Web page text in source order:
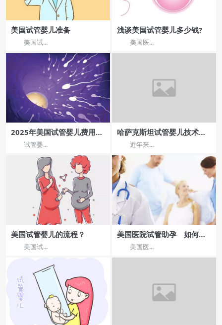
美国试管婴儿准备
美国试...
浅谈美国试管婴儿多少钱?
美国医...
2025年美国试管婴儿费用：
初步了解与选择建议
试管婴...
哈萨克斯坦试管婴儿技术治
疗成功率稳定吗
近年来...
美国试管婴儿的流程？
美国试...
美国医院试管助孕 如何选
择好的美国试管医院?
美国医...